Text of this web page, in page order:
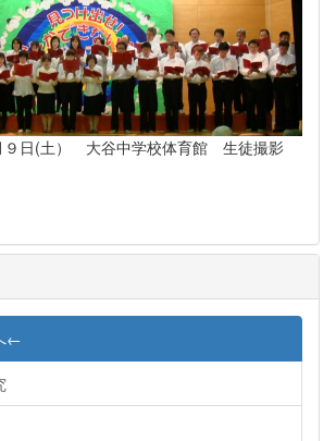
９日(土） 大谷中学校体育館 生徒撮影
←